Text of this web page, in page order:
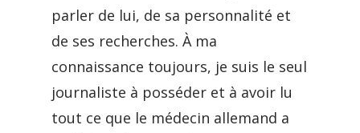
parler de lui, de sa personnalité et
de ses recherches. À ma
connaissance toujours, je suis le seul
journaliste à posséder et à avoir lu
tout ce que le médecin allemand a